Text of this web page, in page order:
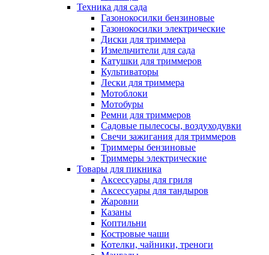
Техника для сада
Газонокосилки бензиновые
Газонокосилки электрические
Диски для триммера
Измельчители для сада
Катушки для триммеров
Культиваторы
Лески для триммера
Мотоблоки
Мотобуры
Ремни для триммеров
Садовые пылесосы, воздуходувки
Свечи зажигания для триммеров
Триммеры бензиновые
Триммеры электрические
Товары для пикника
Аксессуары для гриля
Аксессуары для тандыров
Жаровни
Казаны
Коптильни
Костровые чаши
Котелки, чайники, треноги